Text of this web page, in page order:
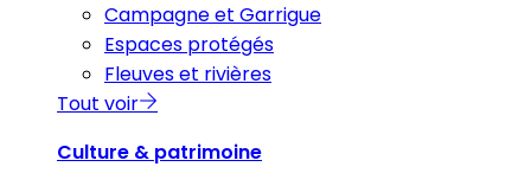
Campagne et Garrigue
Espaces protégés
Fleuves et rivières
Tout voir
Culture & patrimoine